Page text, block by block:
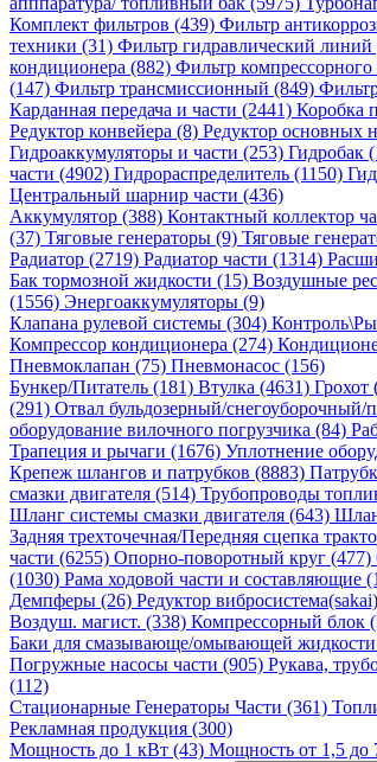
Комплект фильтров (439) Фильтр
техники (31) Фильтр гидравлический линий
кондиционера (882) Фильтр компрессорного
(147) Фильтр трансмиссионный (849)
Карданная передача и части (2441) Коробка
Редуктор конвейера (8) Редуктор основных
Гидроаккумуляторы и части (253) Гидробак
части (4902) Гидрораспределитель (1150)
Центральный шарнир части (436)
Аккумулятор (388) Контактный коллектор
(37) Тяговые генераторы (9) Тяговые
Радиатор (2719) Радиатор части (1314)
Бак тормозной жидкости (15) Воздушные
(1556) Энергоаккумуляторы (9)
Клапана рулевой системы (304)
Компрессор кондиционера (274)
Пневмоклапан (75) Пневмонасос (156)
Бункер/Питатель (181) Втулка (4631) Грохот
(291) Отвал бульдозерный/
оборудование вилочного погрузчика (84)
Трапеция и рычаги (1676) Уплотнение
Крепеж шлангов и патрубков (8883)
смазки двигателя (514) Трубопроводы
Шланг системы смазки двигателя (643)
Задняя трехточечная/Передняя сцепка
части (6255) Опорно-поворотный круг (477)
(1030) Рама ходовой части и составляющие
Демпферы (26) Редуктор
Воздуш. магист. (338) Компрессорный блок
Баки для смазывающе/омывающей
Погружные насосы части (905) Рукава,
(112)
Стационарные Генераторы Части (361)
Рекламная продукция (300)
Мощность до 1 кВт (43) Мощность от 1,5 до